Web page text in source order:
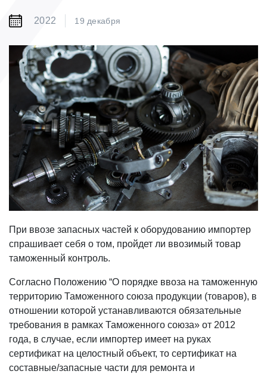
2022 19 декабря
При ввозе запасных частей к оборудованию импортер
спрашивает себя о том, пройдет ли ввозимый товар
таможенный контроль.
Согласно Положению “О порядке ввоза на таможенную
территорию Таможенного союза продукции (товаров), в
отношении которой устанавливаются обязательные
требования в рамках Таможенного союза» от 2012
года, в случае, если импортер имеет на руках
сертификат на целостный объект, то сертификат на
составные/запасные части для ремонта и